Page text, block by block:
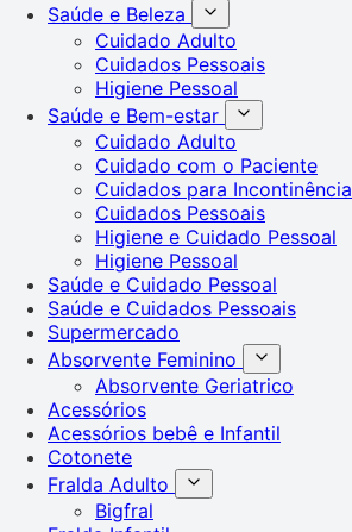
Saúde e Beleza
Cuidado Adulto
Cuidados Pessoais
Higiene Pessoal
Saúde e Bem-estar
Cuidado Adulto
Cuidado com o Paciente
Cuidados para Incontinência
Cuidados Pessoais
Higiene e Cuidado Pessoal
Higiene Pessoal
Saúde e Cuidado Pessoal
Saúde e Cuidados Pessoais
Supermercado
Absorvente Feminino
Absorvente Geriatrico
Acessórios
Acessórios bebê e Infantil
Cotonete
Fralda Adulto
Bigfral